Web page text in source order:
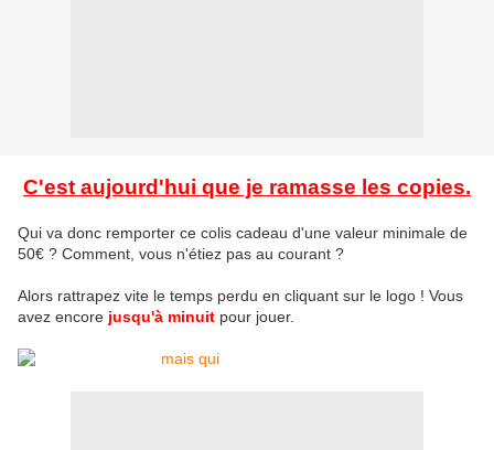
C'est aujourd'hui que je ramasse les copies.
Qui va donc remporter ce colis cadeau d'une valeur minimale de
50€ ? Comment, vous n'étiez pas au courant ?
Alors rattrapez vite le temps perdu en cliquant sur le logo ! Vous
avez encore jusqu'à minuit pour jouer.